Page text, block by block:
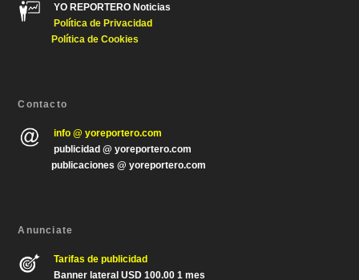
YO REPORTERO Noticias
Política de Privacidad
Política de Cookies
Contacto
info @ yoreportero.com
publicidad @ yoreportero.com
publicaciones @ yoreportero.com
Anunciate
Tarifas de publicidad
Banner lateral USD 100.00 1 mes